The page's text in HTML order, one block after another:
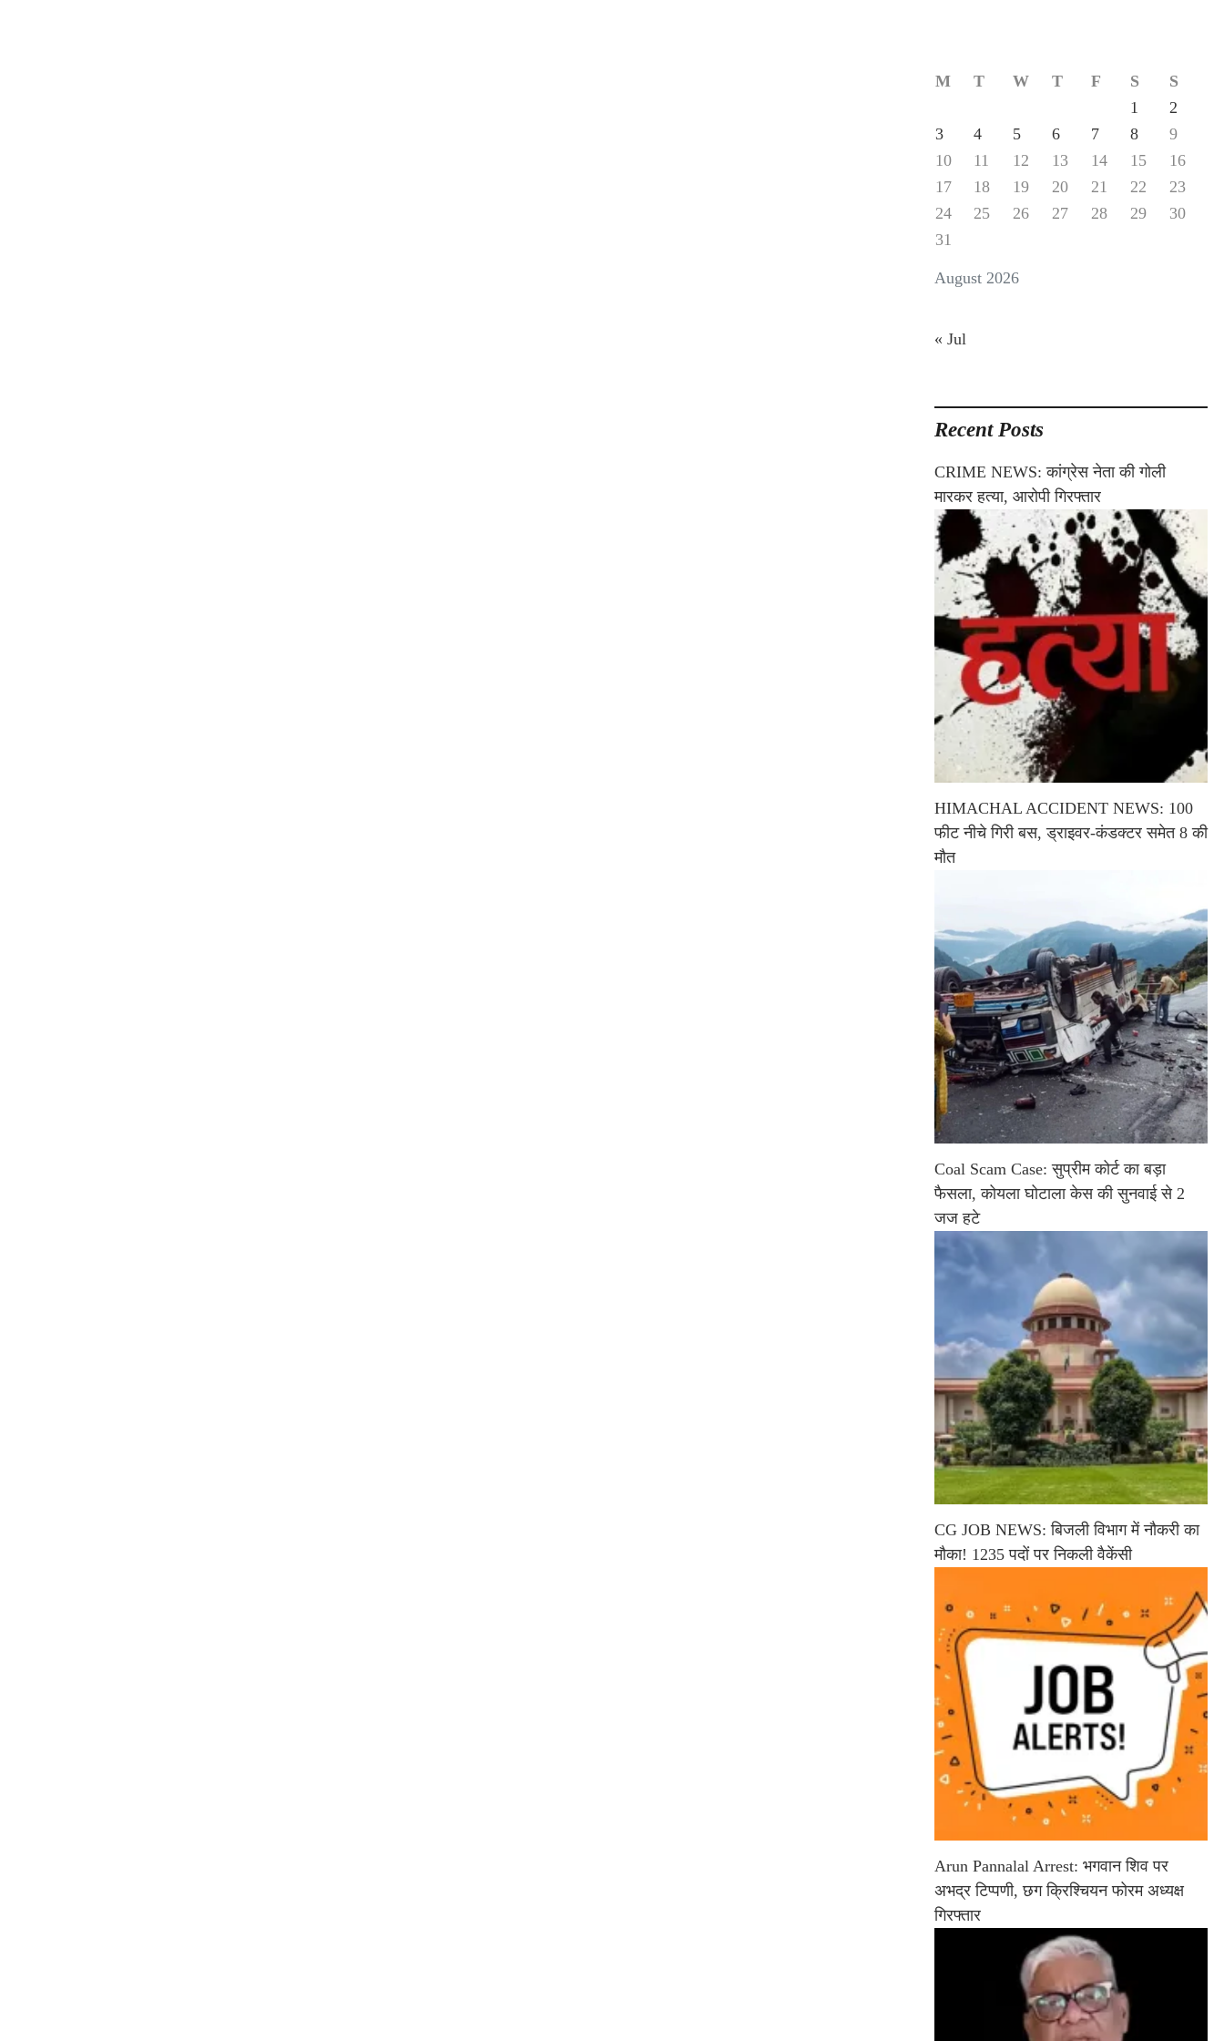
August 2026
M T W T F S
S
1
2
3
4 5 6 7 8
9
10
11 12 13 14 15
16
17
18 19 20 21 22
23
24
25 26 27 28 29
30
31
« Jul
Recent Posts
CRIME NEWS: कांग्रेस नेता की गोली
मारकर हत्या, आरोपी गिरफ्तार
HIMACHAL ACCIDENT NEWS: 100
फीट नीचे गिरी बस, ड्राइवर-कंडक्टर समेत 8 की
मौत
Coal Scam Case: सुप्रीम कोर्ट का बड़ा
फैसला, कोयला घोटाला केस की सुनवाई से 2
जज हटे
CG JOB NEWS: बिजली विभाग में नौकरी का
मौका! 1235 पदों पर निकली वैकेंसी
Arun Pannalal Arrest: भगवान शिव पर
अभद्र टिप्पणी, छग क्रिश्चियन फोरम अध्यक्ष
गिरफ्तार